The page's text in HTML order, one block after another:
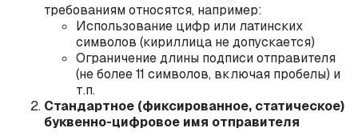
требованиям относятся, например:
Использование цифр или латинских
символов (кириллица не допускается)
Ограничение длины подписи отправителя
(не более 11 символов, включая пробелы) и
т.п.
Стандартное (фиксированное, статическое)
буквенно-цифровое имя отправителя